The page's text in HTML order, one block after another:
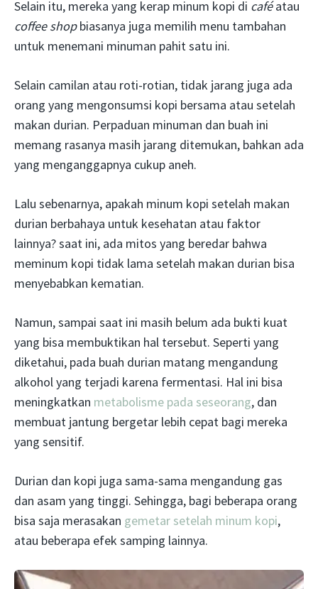
Selain itu, mereka yang kerap minum kopi di caféatau
coffee shopbiasanya juga memilih menu tambahan
untuk menemani minuman pahit satu ini.
Selain camilan atau roti-rotian, tidak jarang juga ada
orang yang mengonsumsi kopi bersama atau setelah
makan durian. Perpaduan minuman dan buah ini
memang rasanya masih jarang ditemukan, bahkan ada
yang menganggapnya cukup aneh.
Lalu sebenarnya, apakah minum kopi setelah makan
durian berbahaya untuk kesehatan atau faktor
lainnya? saat ini, ada mitos yang beredar bahwa
meminum kopi tidak lama setelah makan durian bisa
menyebabkan kematian.
Namun, sampai saat ini masih belum ada bukti kuat
yang bisa membuktikan hal tersebut. Seperti yang
diketahui, pada buah durian matang mengandung
alkohol yang terjadi karena fermentasi. Hal ini bisa
meningkatkan metabolisme pada seseorang, dan
membuat jantung bergetar lebih cepat bagi mereka
yang sensitif.
Durian dan kopi juga sama-sama mengandung gas
dan asam yang tinggi. Sehingga, bagi beberapa orang
bisa saja merasakan gemetar setelah minum kopi,
atau beberapa efek samping lainnya.